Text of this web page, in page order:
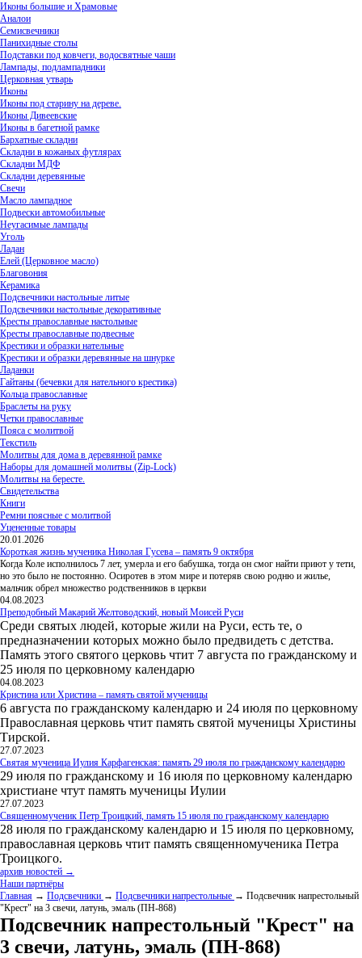
Иконы большие и Храмовые
Аналои
Семисвечники
Панихидные столы
Подставки под ковчеги, водосвятные чаши
Лампады, подлампадники
Церковная утварь
Иконы
Иконы под старину на дереве.
Иконы Дивеевские
Иконы в багетной рамке
Бархатные складни
Складни в кожаных футлярах
Складни МДФ
Складни деревянные
Свечи
Масло лампадное
Подвески автомобильные
Неугасимые лампады
Уголь
Ладан
Елей (Церковное масло)
Благовония
Керамика
Подсвечники настольные литые
Подсвечники настольные декоративные
Кресты православные настольные
Кресты православные подвесные
Крестики и образки нательные
Крестики и образки деревянные на шнурке
Ладанки
Гайтаны (бечевки для нательного крестика)
Кольца православные
Браслеты на руку
Четки православные
Пояса с молитвой
Текстиль
Молитвы для дома в деревянной рамке
Наборы для домашней молитвы (Zip-Lock)
Молитвы на бересте.
Свидетельства
Книги
Ремни поясные с молитвой
Уцененные товары
20.01.2026
Короткая жизнь мученика Николая Гусева – память 9 октября
Когда Коле исполнилось 7 лет, умерла и его бабушка, тогда он смог найти приют у тети,
но это было не постоянно. Осиротев в этом мире и потеряв свою родню и жилье,
мальчик обрел множество родственников в церкви
04.08.2023
Преподобный Макарий Желтоводский, новый Моисей Руси
Среди святых людей, которые жили на Руси, есть те, о
предназначении которых можно было предвидеть с детства.
Память этого святого церковь чтит 7 августа по гражданскому и
25 июля по церковному календарю
04.08.2023
Кристина или Христина – память святой мученицы
6 августа по гражданскому календарю и 24 июля по церковному
Православная церковь чтит память святой мученицы Христины
Тирской.
27.07.2023
Святая мученица Иулия Карфагенская: память 29 июля по гражданскому календарю
29 июля по гражданскому и 16 июля по церковному календарю
христиане чтут память мученицы Иулии
27.07.2023
Священномученик Петр Троицкий, память 15 июля по гражданскому календарю
28 июля по гражданскому календарю и 15 июля по церковному,
православная церковь чтит память священномученика Петра
Троицкого.
архив новостей →
Наши партнёры
Главная → Подсвечники → Подсвечники напрестольные → Подсвечник напрестольный
"Крест" на 3 свечи, латунь, эмаль (ПН-868)
Подсвечник напрестольный "Крест" на
3 свечи, латунь, эмаль (ПН-868)